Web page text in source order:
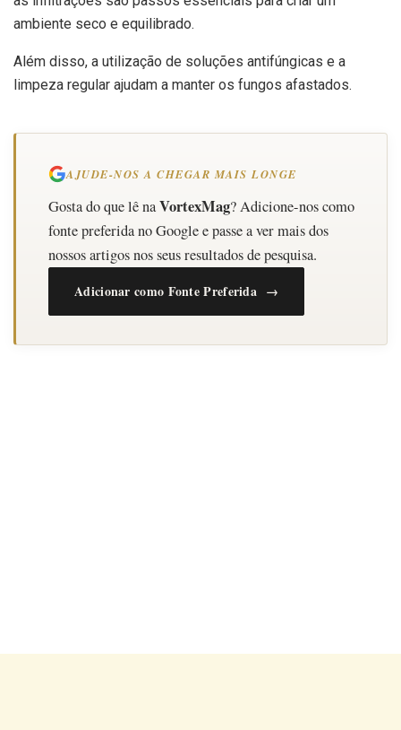
ambiente seco e equilibrado.
Além disso, a utilização de soluções antifúngicas e a
limpeza regular ajudam a manter os fungos afastados.
AJUDE-NOS A CHEGAR MAIS LONGE
Gosta do que lê naVortexMag? Adicione-nos como
fonte preferida no Google e passe a ver mais dos
nossos artigos nos seus resultados de pesquisa.
Adicionar como Fonte Preferida →